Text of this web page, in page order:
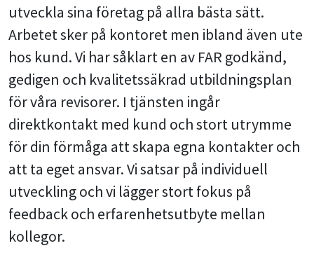
utveckla sina företag på allra bästa sätt.
Arbetet sker på kontoret men ibland även ute
hos kund. Vi har såklart en av FAR godkänd,
gedigen och kvalitetssäkrad utbildningsplan
för våra revisorer. I tjänsten ingår
direktkontakt med kund och stort utrymme
för din förmåga att skapa egna kontakter och
att ta eget ansvar. Vi satsar på individuell
utveckling och vi lägger stort fokus på
feedback och erfarenhetsutbyte mellan
kollegor.